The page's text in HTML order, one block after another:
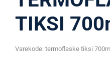
TIKSI
Varekode: termoflaske tiksi